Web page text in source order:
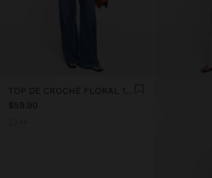
TOP DE CROCHÉ FLORAL 100% ALGODÓN
$59.90